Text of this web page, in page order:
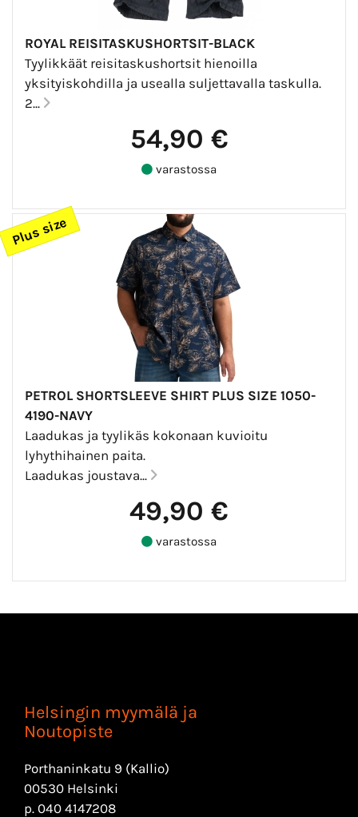
ROYAL REISITASKUSHORTSIT-BLACK
Tyylikkäät reisitaskushortsit hienoilla
yksityiskohdilla ja usealla suljettavalla taskulla.
2...
54,90 €
varastossa
Plus size
PETROL SHORTSLEEVE SHIRT PLUS SIZE 1050-
4190-NAVY
Laadukas ja tyylikäs kokonaan kuvioitu
lyhythihainen paita.
Laadukas joustava...
49,90 €
varastossa
Helsingin myymälä ja
Noutopiste
Porthaninkatu 9 (Kallio)
00530 Helsinki
p. 040 4147208